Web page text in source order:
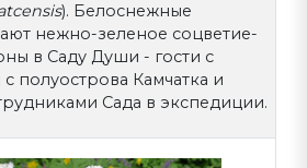
). Белоснежные
нежно-зеленое соцветие-
в Саду Души - гости с
полуострова Камчатка и
Сада в экспедиции.